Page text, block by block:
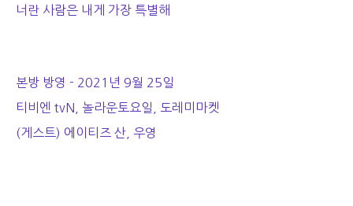
너란 사람은 내게 가장 특별해
본방 방영 - 2021년 9월 25일
티비엔 tvN, 놀라운토요일, 도레미마켓
(게스트) 에이티즈 산, 우영